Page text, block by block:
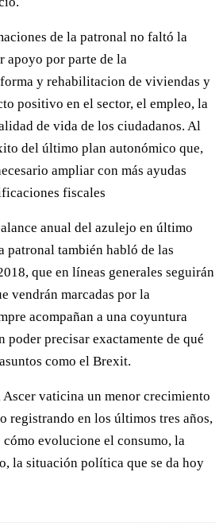
de la patronal no faltó la
apoyo por parte de la
y rehabilitacion de viviendas y
positivo en el sector, el empleo, la
de vida de los ciudadanos. Al
del último plan autonómico que,
ampliar con más ayudas
fiscales
anual del azulejo en último
patronal también habló de las
que en líneas generales seguirán
vendrán marcadas por la
acompañan a una coyuntura
poder precisar exactamente de qué
como el Brexit.
vaticina un menor crecimiento
registrando en los últimos tres años,
cómo evolucione el consumo, la
la situación política que se da hoy